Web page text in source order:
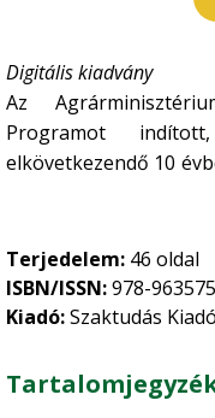
Digitális kiadvány
Az
Programot
elkövetkezendő 10
a jelenlegi 21%-ról
megvalósítása az
tízezer hektár új
volumenű
csak korszerű
és nem
erdőtelepítést és
Terjedelem: 46 oldal
ISBN/ISSN:978-
Kiadó:Szaktudás